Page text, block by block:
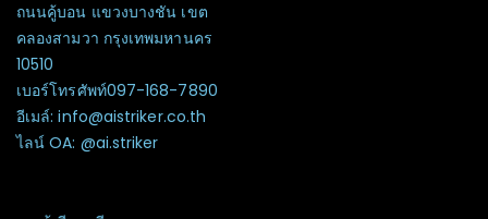
ถนนคู้บอน แขวงบางชัน เขต
คลองสามวา กรุงเทพมหานคร
10510
เบอร์โทรศัพท์097-168-7890
อีเมล์: info@aistriker.co.th
ไลน์ OA: @ai.striker